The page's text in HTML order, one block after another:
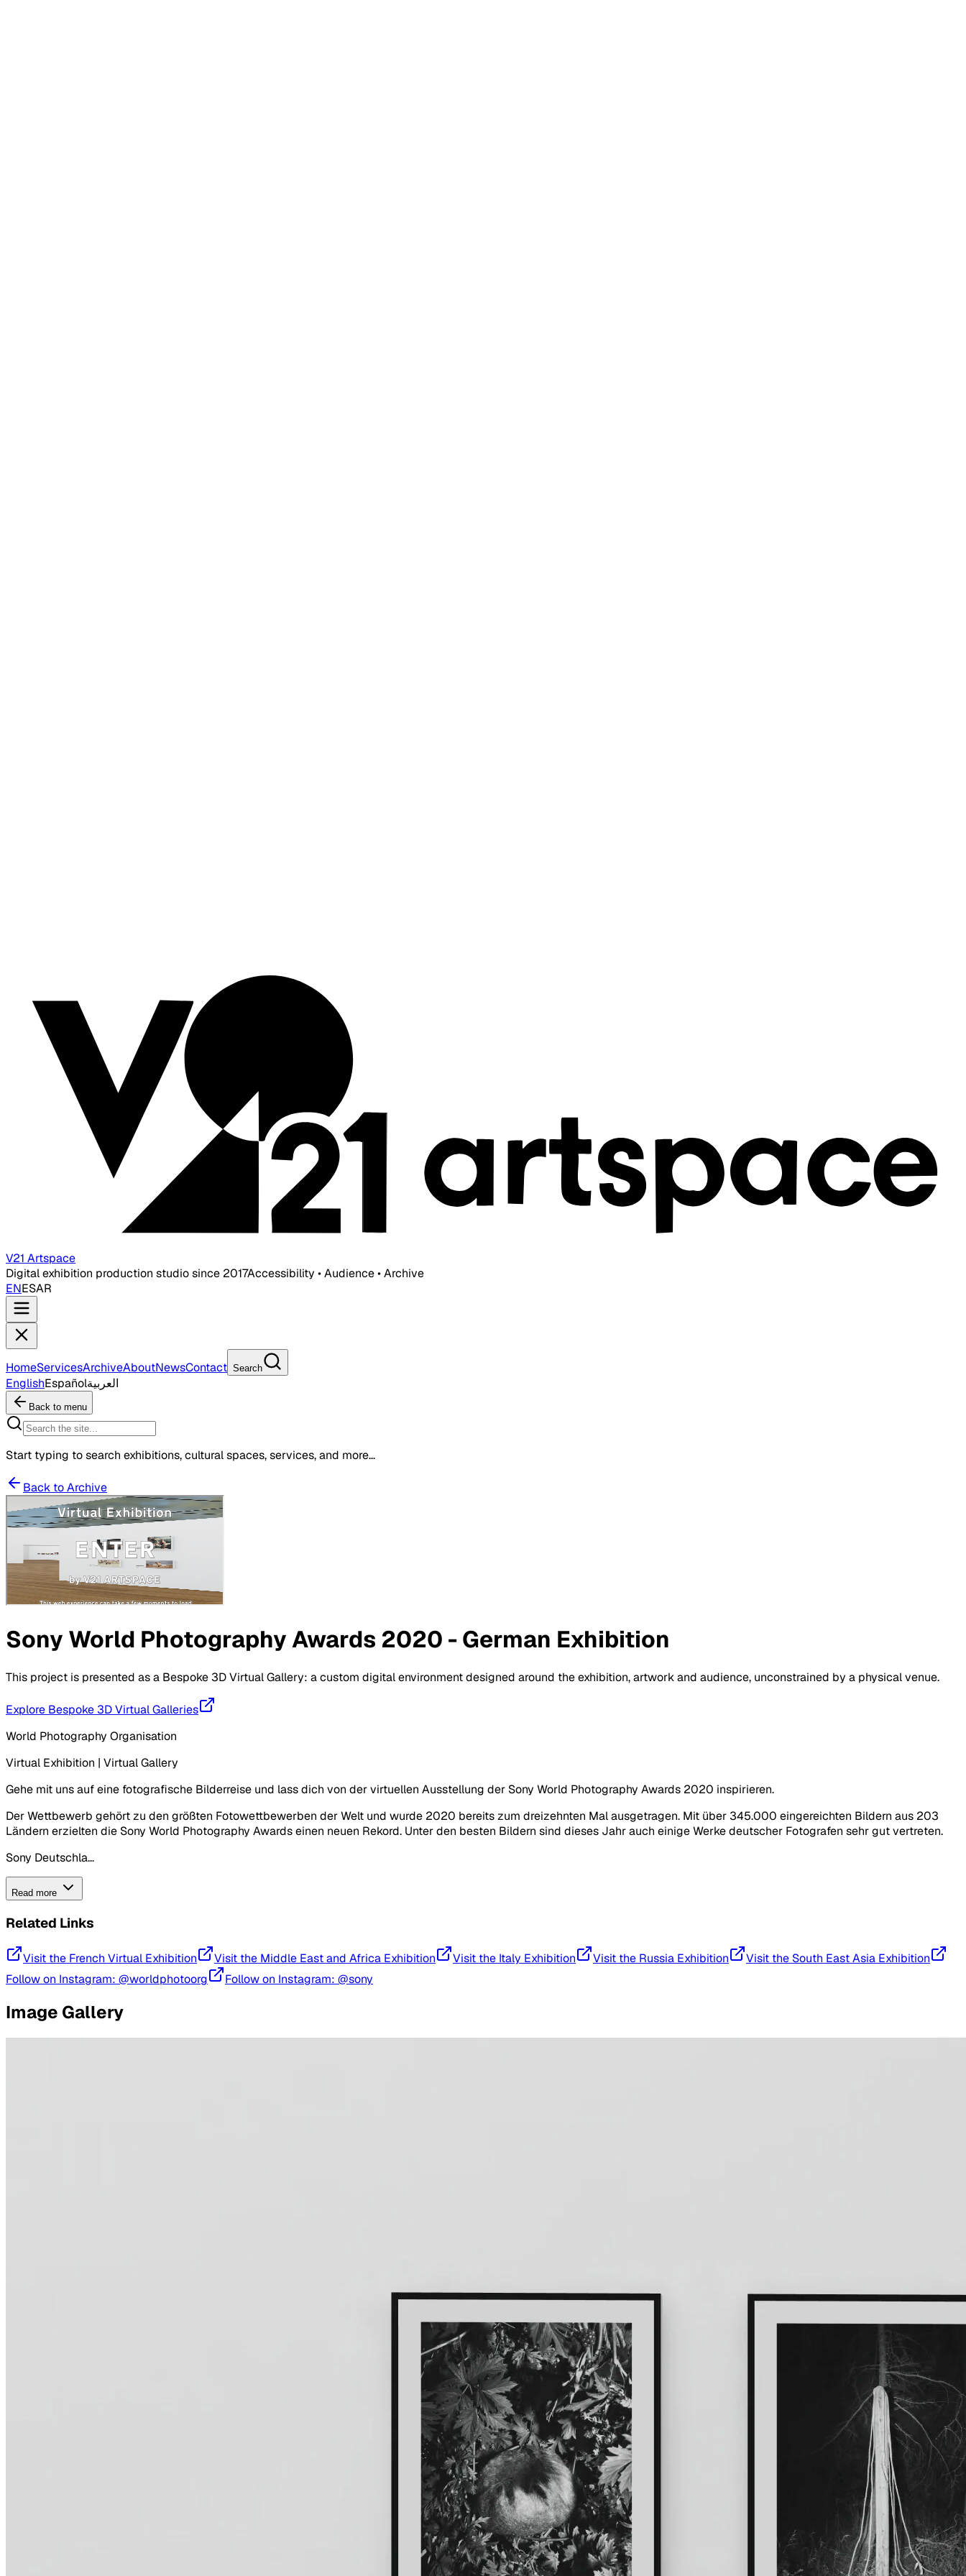
V21 Artspace
Digital exhibition production studio since 2017Accessibility • Audience • Archive
ENESAR
HomeServicesArchiveAboutNewsContact Search
EnglishEspañolالعربية
Back to menu
Start typing to search exhibitions, cultural spaces, services, and more...
Back to Archive
Sony World Photography Awards 2020 - German Exhibition
This project is presented as a Bespoke 3D Virtual Gallery: a custom digital environment designed around the exhibition, artwork and audience, unconstrained by a physical venue.
Explore Bespoke 3D Virtual Galleries
World Photography Organisation
Virtual Exhibition | Virtual Gallery
Gehe mit uns auf eine fotografische Bilderreise und lass dich von der virtuellen Ausstellung der Sony World Photography Awards 2020 inspirieren.
Der Wettbewerb gehört zu den größten Fotowettbewerben der Welt und wurde 2020 bereits zum dreizehnten Mal ausgetragen. Mit über 345.000 eingereichten Bildern aus 203
Ländern erzielten die Sony World Photography Awards einen neuen Rekord. Unter den besten Bildern sind dieses Jahr auch einige Werke deutscher Fotografen sehr gut vertreten.
Sony Deutschla...
Read more
Related Links
Visit the French Virtual Exhibition Visit the Middle East and Africa Exhibition Visit the Italy Exhibition Visit the Russia Exhibition
Visit the South East Asia Exhibition
Follow on Instagram: @worldphotoorg
Follow on Instagram: @sony
Image Gallery